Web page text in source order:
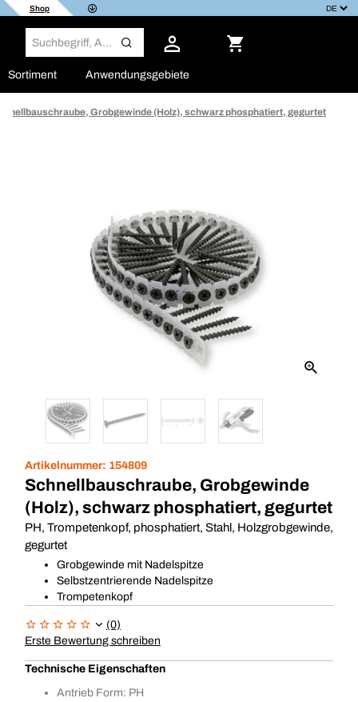
Shop
Sortiment Anwendungsgebiete
Grobgewinde (Holz), schwarz phosphatiert, gegurtet
Artikelnummer: 154809
Schnellbauschraube, Grobgewinde
(Holz), schwarz phosphatiert, gegurtet
PH, Trompetenkopf, phosphatiert, Stahl, Holzgrobgewinde,
gegurtet
Grobgewinde mit Nadelspitze
Selbstzentrierende Nadelspitze
Trompetenkopf
(0)
Erste Bewertung schreiben
Technische Eigenschaften
Antrieb Form: PH